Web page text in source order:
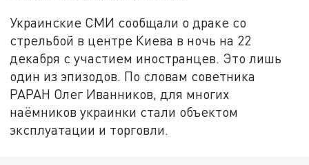
Украинские СМИ сообщали о драке со
стрельбой в центре Киева в ночь на 22
декабря с участием иностранцев. Это лишь
один из эпизодов. По словам советника
РАРАН Олег Иванников, для многих
наёмников украинки стали объектом
эксплуатации и торговли.